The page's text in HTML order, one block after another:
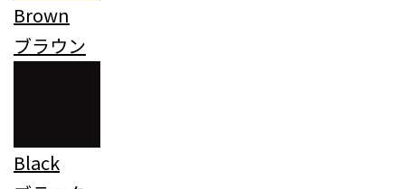
Brown
ブラウン
Black